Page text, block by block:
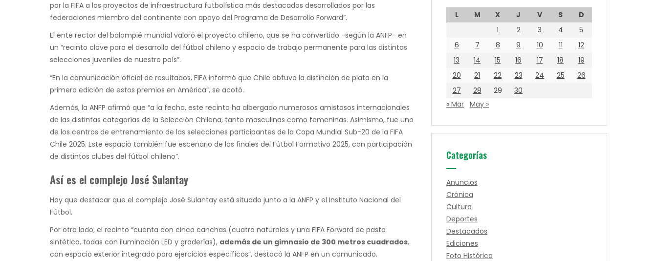
por la FIFA a los proyectos de infraestructura futbolística más destacados desarrollados por las
federaciones miembro del continente con apoyo del Programa de Desarrollo Forward”.
El ente rector del balompié mundial valoró el proyecto chileno, que se ha convertido -según la ANFP- en
un “recinto clave para el desarrollo del fútbol chileno y espacio de trabajo permanente para las distintas
selecciones juveniles de nuestro país”.
“En la comunicación oficial de resultados, FIFA informó que Chile obtuvo la distinción de plata en la
primera edición de estos premios en América”, se acotó.
Además, la ANFP afirmó que “a la fecha, este recinto ha albergado numerosos amistosos internacionales
de las distintas categorías de la Selección Chilena, tanto masculinas como femeninas. Asimismo, fue uno
de los centros de entrenamiento de las selecciones participantes de la Copa Mundial Sub-20 de la FIFA
Chile 2025. Este espacio también fue escenario de las finales del Fútbol Formativo 2025, con participación
de distintos clubes del fútbol chileno”.
Así es el complejo José Sulantay
Hay que destacar que el complejo José Sulantay está situado junto a la ANFP y el Instituto Nacional del
Fútbol.
Por otro lado, el recinto “cuenta con cinco canchas (cuatro naturales y una FIFA Forward de pasto
sintético, todas con iluminación LED y graderías), además de un gimnasio de 300 metros cuadrados,
con espacio exterior integrado para ejercicios específicos”, destacó la ANFP en un comunicado.
L M X J V S
D
1
2 3 4
5
6
7 8 9 10 11
12
13
14 15 16 17 18
19
20
21 22 23 24 25
26
27
28 29
30
« Mar May »
Categorías
Anuncios
Crónica
Cultura
Deportes
Destacados
Ediciones
Foto Histórica